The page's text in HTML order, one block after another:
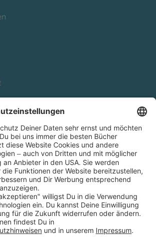
(Affiliate)
ab 9,00 € Bestellwert innerhalb